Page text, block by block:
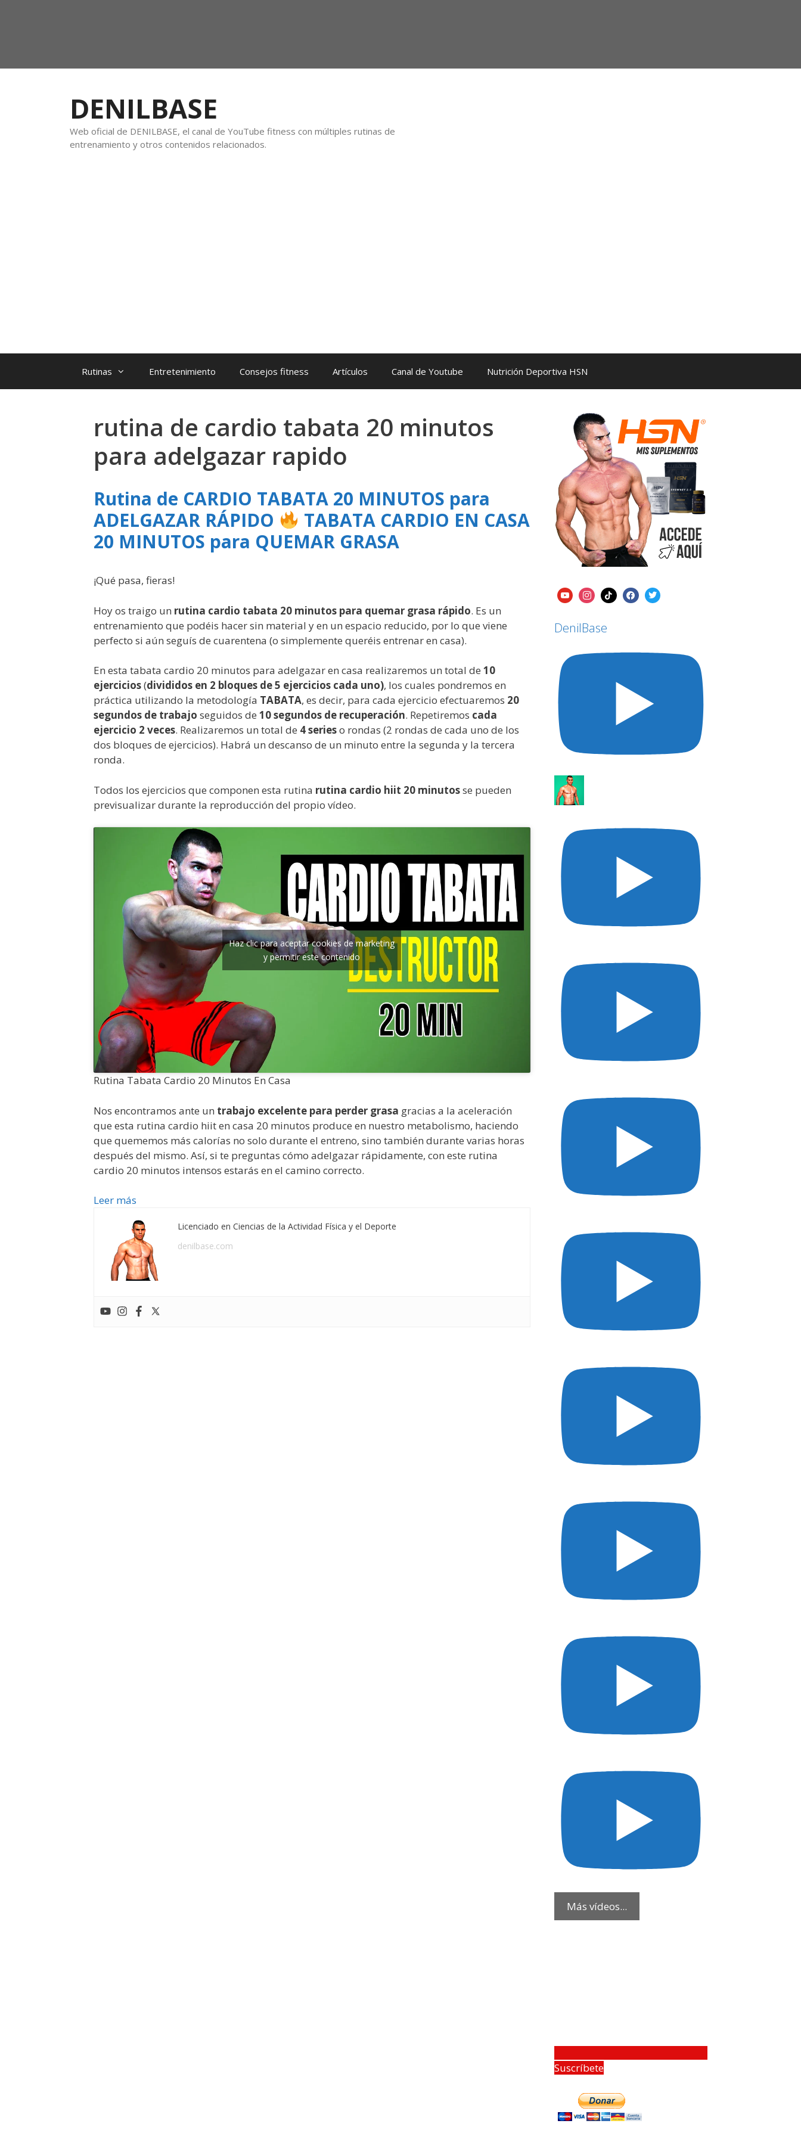
DENILBASE
Web oficial de DENILBASE, el canal de YouTube fitness con múltiples rutinas de
entrenamiento y otros contenidos relacionados.
Rutinas Entretenimiento Consejos fitness Artículos Canal de Youtube Nutrición Deportiva HSN
rutina de cardio tabata 20 minutos
para adelgazar rapido
Rutina de CARDIO TABATA 20 MINUTOS para
ADELGAZAR RÁPIDO
TABATA CARDIO EN CASA
20 MINUTOS para QUEMAR GRASA
¡Qué pasa, fieras!
Hoy os traigo un rutina cardio tabata 20 minutos para quemar grasa rápido. Es un
entrenamiento que podéis hacer sin material y en un espacio reducido, por lo que viene
perfecto si aún seguís de cuarentena (o simplemente queréis entrenar en casa).
En esta tabata cardio 20 minutos para adelgazar en casa realizaremos un total de 10
ejercicios(divididos en 2 bloques de 5 ejercicios cada uno), los cuales pondremos en
práctica utilizando la metodología TABATA, es decir, para cada ejercicio efectuaremos 20
segundos de trabajo seguidos de 10 segundos de recuperación. Repetiremos cada
ejercicio 2 veces. Realizaremos un total de 4 serieso rondas (2 rondas de cada uno de los
dos bloques de ejercicios). Habrá un descanso de un minuto entre la segunda y la tercera
ronda.
Todos los ejercicios que componen esta rutina rutina cardio hiit 20 minutosse pueden
previsualizar durante la reproducción del propio vídeo.
Haz clic para aceptar cookies de marketing
y permitir este contenido
Rutina Tabata Cardio 20 Minutos En Casa
Nos encontramos ante un trabajo excelente para perder grasa gracias a la aceleración
que esta rutina cardio hiit en casa 20 minutos produce en nuestro metabolismo, haciendo
que quememos más calorías no solo durante el entreno, sino también durante varias horas
después del mismo. Así, si te preguntas cómo adelgazar rápidamente, con este rutina
cardio 20 minutos intensos estarás en el camino correcto.
Leer más
Licenciado en Ciencias de la Actividad Física y el Deporte
denilbase.com
DenilBase
Más vídeos...
Suscríbete